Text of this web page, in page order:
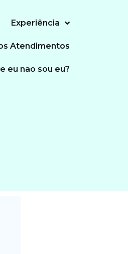
Experiência
Atendimentos
eu não sou eu?